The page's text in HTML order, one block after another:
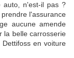
auto, n'est-il pas ?
l'assurance
aucune amende
la belle carrosserie
en voiture